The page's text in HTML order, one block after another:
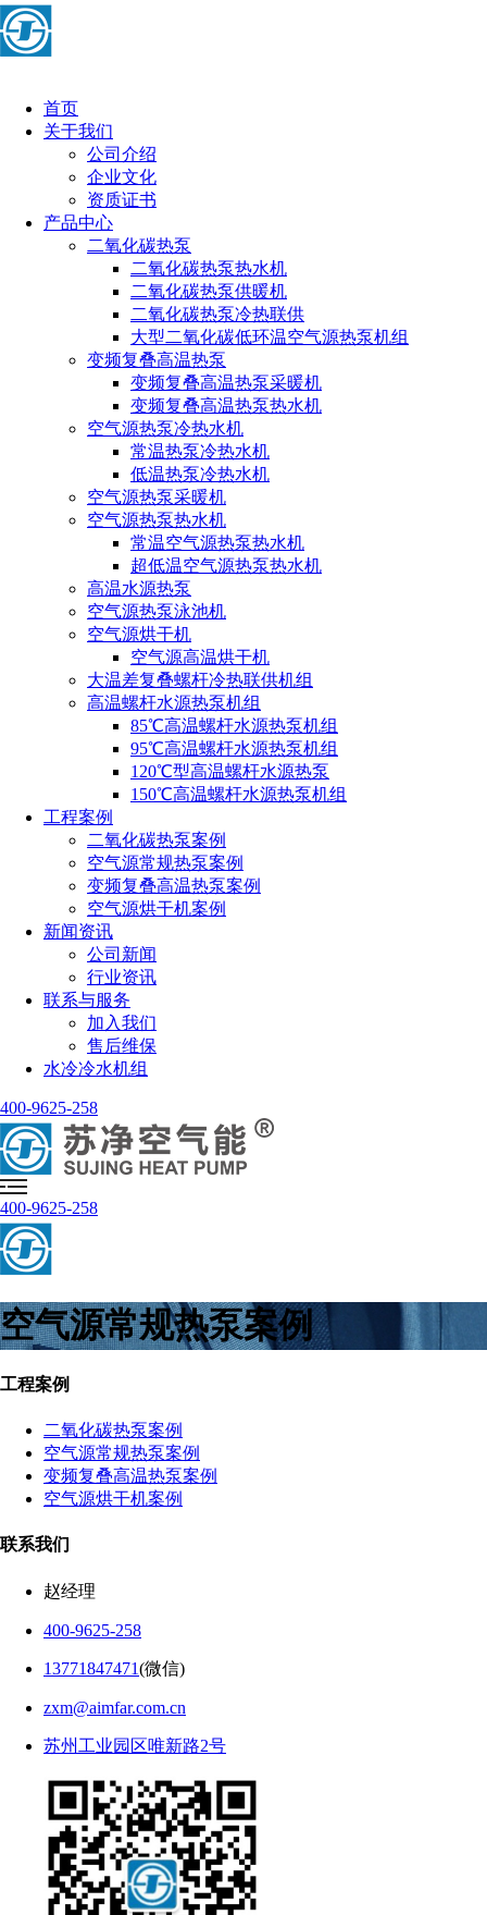
首页
关于我们
公司介绍
企业文化
资质证书
产品中心
二氧化碳热泵
二氧化碳热泵热水机
二氧化碳热泵供暖机
二氧化碳热泵冷热联供
大型二氧化碳低环温空气源热泵机组
变频复叠高温热泵
变频复叠高温热泵采暖机
变频复叠高温热泵热水机
空气源热泵冷热水机
常温热泵冷热水机
低温热泵冷热水机
空气源热泵采暖机
空气源热泵热水机
常温空气源热泵热水机
超低温空气源热泵热水机
高温水源热泵
空气源热泵泳池机
空气源烘干机
空气源高温烘干机
大温差复叠螺杆冷热联供机组
高温螺杆水源热泵机组
85℃高温螺杆水源热泵机组
95℃高温螺杆水源热泵机组
120℃型高温螺杆水源热泵
150℃高温螺杆水源热泵机组
工程案例
二氧化碳热泵案例
空气源常规热泵案例
变频复叠高温热泵案例
空气源烘干机案例
新闻资讯
公司新闻
行业资讯
联系与服务
加入我们
售后维保
水冷冷水机组
400-9625-258
400-9625-258
空气源常规热泵案例
工程案例
二氧化碳热泵案例
空气源常规热泵案例
变频复叠高温热泵案例
空气源烘干机案例
联系我们
赵经理
400-9625-258
13771847471(微信)
zxm@aimfar.com.cn
苏州工业园区唯新路2号